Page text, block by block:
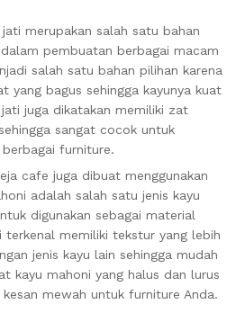
merupakan salah satu bahan
pembuatan berbagai macam
salah satu bahan pilihan karena
yang bagus sehingga kayunya kuat
juga dikatakan memiliki zat
sangat cocok untuk
furniture.
cafe juga dibuat menggunakan
adalah salah satu jenis kayu
digunakan sebagai material
terkenal memiliki tekstur yang lebih
jenis kayu lain sehingga mudah
kayu mahoni yang halus dan lurus
mewah untuk furniture Anda.